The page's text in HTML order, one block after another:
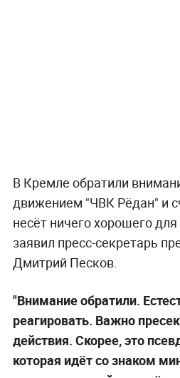
В Кремле обратили
движением "ЧВК Рёдан" и
несёт ничего хорошего
заявил пресс-секретарь
Дмитрий Песков.
"Внимание обратили.
реагировать. Важно
действия. Скорее, это
которая идёт со знаком